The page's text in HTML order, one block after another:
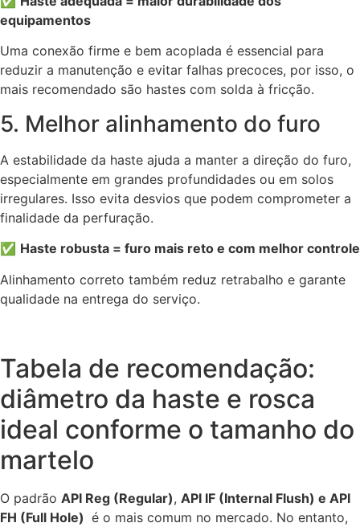
equipamentos
Uma conexão firme e bem acoplada é essencial para
reduzir a manutenção e evitar falhas precoces, por isso, o
mais recomendado são hastes com solda à fricção.
5. Melhor alinhamento do furo
A estabilidade da haste ajuda a manter a direção do furo,
especialmente em grandes profundidades ou em solos
irregulares. Isso evita desvios que podem comprometer a
finalidade da perfuração.
✅ Haste robusta = furo mais reto e com melhor controle
Alinhamento correto também reduz retrabalho e garante
qualidade na entrega do serviço.
Tabela de recomendação:
diâmetro da haste e rosca
ideal conforme o tamanho do
martelo
O padrão API Reg (Regular), API IF (Internal Flush) e API
FH (Full Hole) é o mais comum no mercado. No entanto,